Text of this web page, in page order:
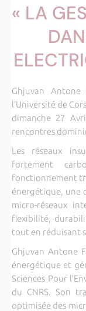
« LA
Ghjuvan
l’Université de
dimanche 27
rencontres
Les réseaux
fortement
fonctionnement
énergétique, une
micro-réseaux
flexibilité,
tout en réduisant
Ghjuvan Antone
énergétique et
Sciences Pour
du CNRS. Son
optimisée des